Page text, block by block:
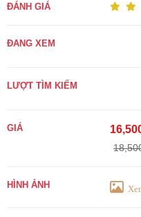
ĐÁNH GIÁ
ĐANG XEM
LƯỢT TÌM KIẾM
GIÁ
HÌNH ẢNH